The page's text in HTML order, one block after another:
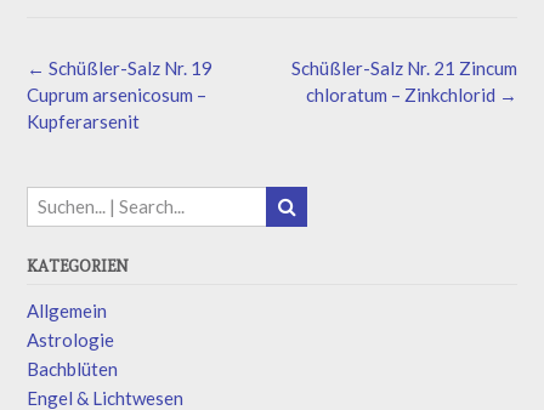
Schüßler-Salz Nr. 21 Zincum
chloratum – Zinkchlorid →
← Schüßler-Salz Nr. 19
Cuprum arsenicosum –
Kupferarsenit
KATEGORIEN
Allgemein
Astrologie
Bachblüten
Engel & Lichtwesen